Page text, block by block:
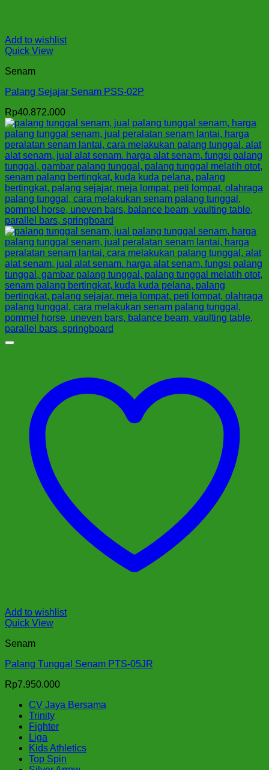
Add to wishlist
Quick View
Senam
Palang Sejajar Senam PSS-02P
Rp40.872.000
Add to wishlist
Quick View
Senam
Palang Tunggal Senam PTS-05JR
Rp7.950.000
CV Jaya Bersama
Trinity
Fighter
Liga
Kids Athletics
Top Spin